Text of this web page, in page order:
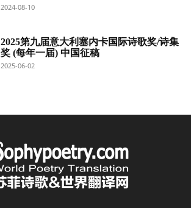
2024-08-10
2025第九届意大利塞内卡国际诗歌奖/诗集
奖 (每年一届) 中国征稿
2025-06-02